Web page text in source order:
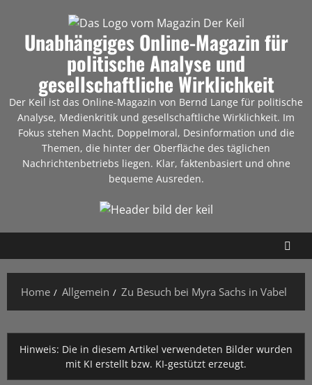
Unabhängiges Online-Magazin für
politische Analyse und
gesellschaftliche Wirklichkeit
Der Keil ist das Online-Magazin von Bernd Lange für politische
Analyse, Medienkritik und gesellschaftliche Wirklichkeit. Im
Fokus stehen Macht, Doppelmoral, Desinformation und die
Themen, die hinter der Oberfläche des täglichen
Nachrichtenbetriebs liegen. Klar, faktenbasiert und ohne
bequeme Ausreden.
Home Allgemein Zu Besuch bei Myra Sachs in Vabel
Hinweis: Die in diesem Artikel verwendeten Bilder wurden
mit KI erstellt bzw. KI-gestützt erzeugt.